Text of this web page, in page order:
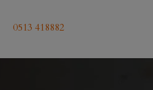
0513 418882